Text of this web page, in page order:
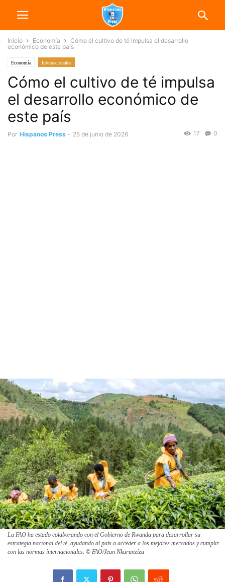
Inicio Economía
Cómo el cultivo de té impulsa el desarrollo
económico de este país
Economía Internacionales
Cómo el cultivo de té impulsa
el desarrollo económico de
este país
Por Hispanos Press - 25 de junio de 2026 0
17
La FAO ha estado colaborando con el Gobierno de Rwanda para desarrollar su
estrategia nacional del té, ayudando al país a acceder a los mejores mercados y cumplir
con las normas internacionales. © FAO/Jean Nkurunziza